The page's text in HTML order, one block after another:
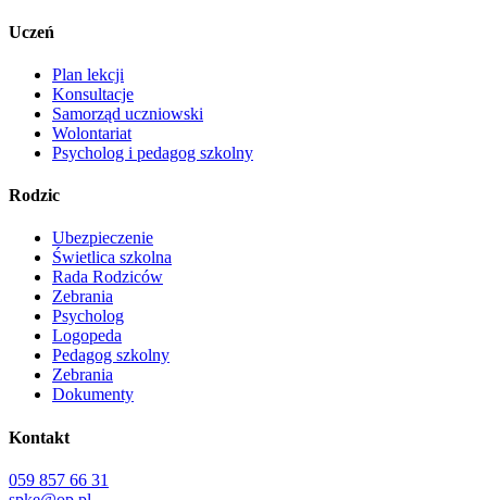
Uczeń
Plan lekcji
Konsultacje
Samorząd uczniowski
Wolontariat
Psycholog i pedagog szkolny
Rodzic
Ubezpieczenie
Świetlica szkolna
Rada Rodziców
Zebrania
Psycholog
Logopeda
Pedagog szkolny
Zebrania
Dokumenty
Kontakt
059 857 66 31